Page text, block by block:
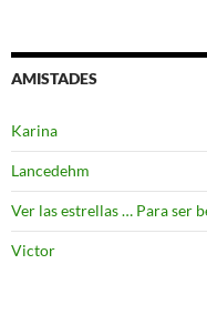
AMISTADES
Karina
Lancedehm
Ver las estrellas … Para ser
Victor